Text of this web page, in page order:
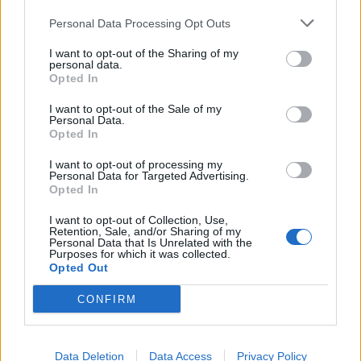
Personal Data Processing Opt Outs
I want to opt-out of the Sharing of my
personal data.
Opted In
I want to opt-out of the Sale of my
Personal Data.
Opted In
I want to opt-out of processing my
Personal Data for Targeted Advertising.
Opted In
I want to opt-out of Collection, Use,
Retention, Sale, and/or Sharing of my
Personal Data that Is Unrelated with the
Purposes for which it was collected.
Opted Out
CONFIRM
Data Deletion Data Access Privacy Policy
informações e pela rápida evolução tecnológica. O
desenvolvimento depende de como o cérebro é
exercitado no cotidiano”, finalizou Fabiano de Abreu
Agrela Rodrigues.
Ígor Lopes
250”, depois de, na edição anterior, ter integrado o
circuito “Challenger”. O francês Luca Van Assche
conquistou o primeiro título ATP da carreira ao
derrotar o belga Alexander Blockx na final, encerrando
uma edição marcada pela elevada competitividade, pela
forte presença de tenistas portugueses e pela projeção
internacional do evento.
O torneio arrancou com a fase de qualificação, nos dias
18 e 19 de julho, reunindo dezenas de atletas em busca
de um lugar no quadro principal. A cerimónia de
abertura contou com a presença do presidente da
Câmara Municipal de Cascais, Nuno Piteira Lopes,
acompanhado pelo executivo municipal, assinalando o
início de uma competição que voltou a colocar o
concelho no centro do calendário internacional do
CONTINUAR A LER
ATUALIDADE
Castelo Branco: “Bienal